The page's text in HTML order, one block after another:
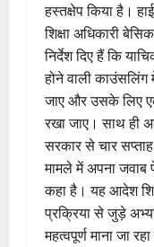
हस्तक्षेप किया है।
शिक्षा अधिकारी
निर्देश दिए हैं कि
होने वाली काउंसलिंग
जाए और उसके लिए
रखा जाए। साथ ही
सरकार से चार
मामले में अपना
कहा है। यह आदेश
प्रक्रिया से जुड़े
महत्वपूर्ण माना जा